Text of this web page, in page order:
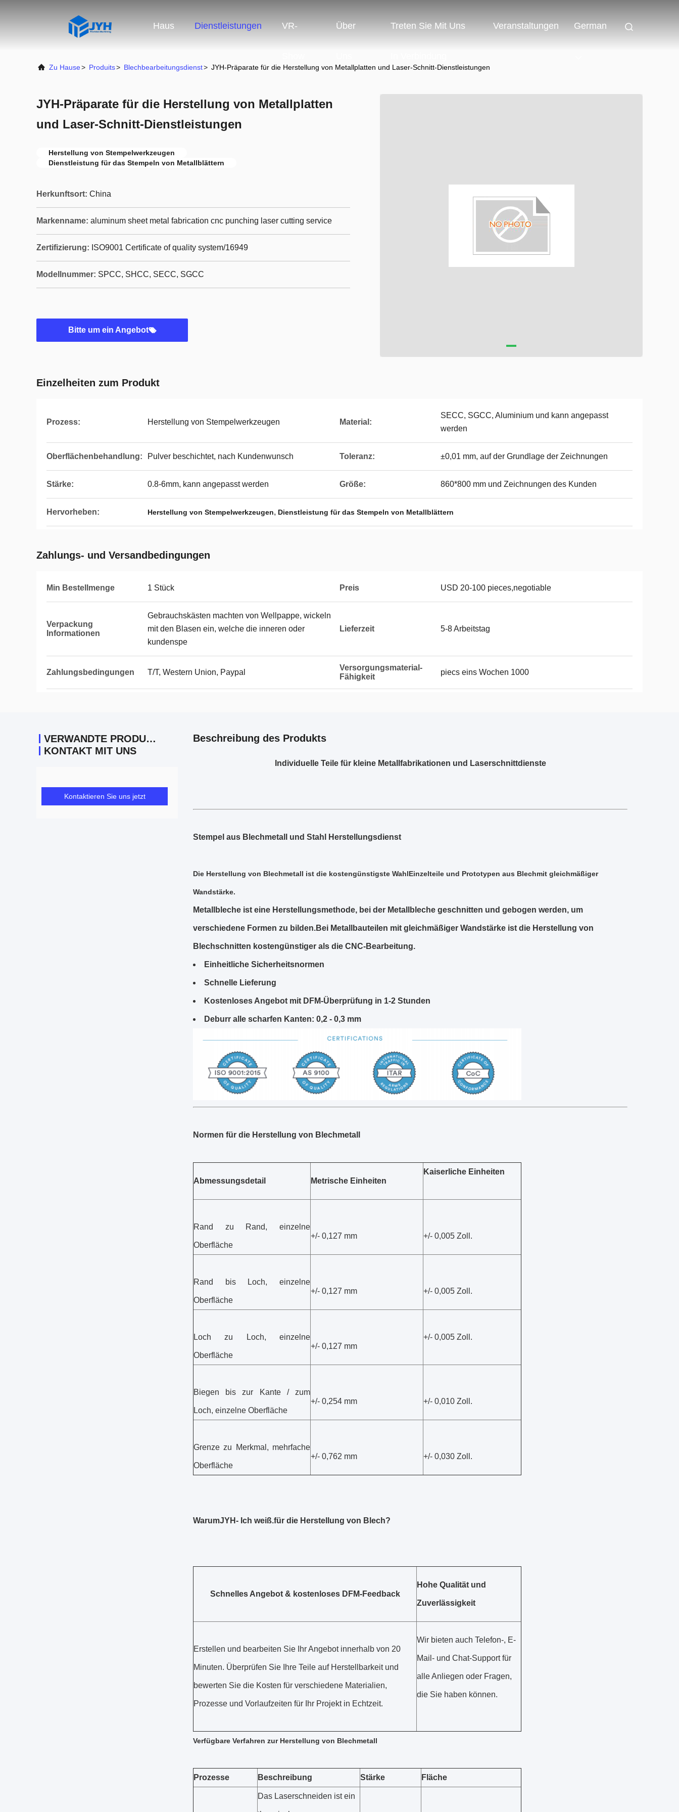
Haus Dienstleistungen VR- Über Treten Sie Mit Uns Veranstaltungen German
Zu Hause> Produits> Blechbearbeitungsdienst> JYH-Präparate für die Herstellung von Metallplatten und Laser-Schnitt-Dienstleistungen
JYH-Präparate für die Herstellung von Metallplatten
und Laser-Schnitt-Dienstleistungen
Herstellung von Stempelwerkzeugen
Dienstleistung für das Stempeln von Metallblättern
Herkunftsort: China
Markenname: aluminum sheet metal fabrication cnc punching laser cutting service
Zertifizierung: ISO9001 Certificate of quality system/16949
Modellnummer: SPCC, SHCC, SECC, SGCC
Bitte um ein Angebot
Einzelheiten zum Produkt
Prozess: Herstellung von Stempelwerkzeugen Material:
SECC, SGCC, Aluminium und kann angepasst
werden
Oberflächenbehandlung: Pulver beschichtet, nach Kundenwunsch Toleranz: ±0,01 mm, auf der Grundlage der Zeichnungen
Stärke: 0.8-6mm, kann angepasst werden Größe: 860*800 mm und Zeichnungen des Kunden
Hervorheben: Herstellung von Stempelwerkzeugen, Dienstleistung für das Stempeln von Metallblättern
Zahlungs- und Versandbedingungen
Min Bestellmenge 1 Stück Preis USD 20-100 pieces,negotiable
Verpackung
Informationen
Gebrauchskästen machten von Wellpappe, wickeln
mit den Blasen ein, welche die inneren oder
kundenspe
Lieferzeit 5-8 Arbeitstag
Zahlungsbedingungen T/T, Western Union, Paypal
Versorgungsmaterial-
Fähigkeit
piecs eins Wochen 1000
VERWANDTE PRODUKTE
KONTAKT MIT UNS
Kontaktieren Sie uns jetzt
Beschreibung des Produkts
Individuelle Teile für kleine Metallfabrikationen und Laserschnittdienste
Stempel aus Blechmetall und Stahl Herstellungsdienst
Die Herstellung von Blechmetall ist die kostengünstigste WahlEinzelteile und Prototypen aus Blechmit gleichmäßiger
Wandstärke.
Metallbleche ist eine Herstellungsmethode, bei der Metallbleche geschnitten und gebogen werden, um
verschiedene Formen zu bilden.Bei Metallbauteilen mit gleichmäßiger Wandstärke ist die Herstellung von
Blechschnitten kostengünstiger als die CNC-Bearbeitung.
Einheitliche Sicherheitsnormen
Schnelle Lieferung
Kostenloses Angebot mit DFM-Überprüfung in 1-2 Stunden
Deburr alle scharfen Kanten: 0,2 - 0,3 mm
Normen für die Herstellung von Blechmetall
Abmessungsdetail Metrische Einheiten
Kaiserliche Einheiten
Rand zu Rand, einzelne
Oberfläche
+/- 0,127 mm +/- 0,005 Zoll.
Rand bis Loch, einzelne
Oberfläche
+/- 0,127 mm +/- 0,005 Zoll.
Loch zu Loch, einzelne
Oberfläche
+/- 0,127 mm
+/- 0,005 Zoll.
Biegen bis zur Kante / zum
Loch, einzelne Oberfläche
+/- 0,254 mm +/- 0,010 Zoll.
Grenze zu Merkmal, mehrfache
Oberfläche
+/- 0,762 mm +/- 0,030 Zoll.
WarumJYH- Ich weiß.für die Herstellung von Blech?
Schnelles Angebot & kostenloses DFM-Feedback
Hohe Qualität und
Zuverlässigkeit
Erstellen und bearbeiten Sie Ihr Angebot innerhalb von 20
Minuten. Überprüfen Sie Ihre Teile auf Herstellbarkeit und
bewerten Sie die Kosten für verschiedene Materialien,
Prozesse und Vorlaufzeiten für Ihr Projekt in Echtzeit.
Wir bieten auch Telefon-, E-
Mail- und Chat-Support für
alle Anliegen oder Fragen,
die Sie haben können.
Verfügbare Verfahren zur Herstellung von Blechmetall
Prozesse Beschreibung Stärke Fläche
Das Laserschneiden ist ein